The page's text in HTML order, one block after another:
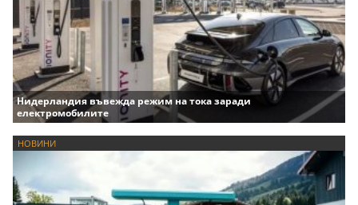
Нидерландия въвежда режим на тока заради
електромобилите
НОВИНИ